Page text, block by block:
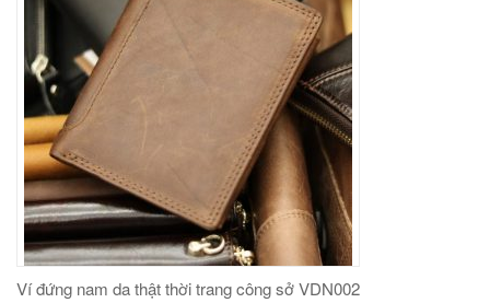
Ví đứng nam da thật thời trang công sở VDN002